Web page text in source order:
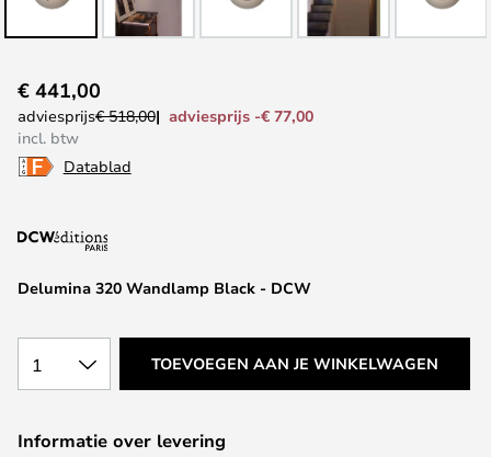
naar
het
begin
van
afbeeldingen-
Delumina 320 Wandlamp Black - DCW
€ 441,00
adviesprijs€ 518,00
adviesprijs -€ 77,00
incl. btw
Datablad
1 TOEVOEGEN AAN JE WINKELWAGEN
Informatie over levering